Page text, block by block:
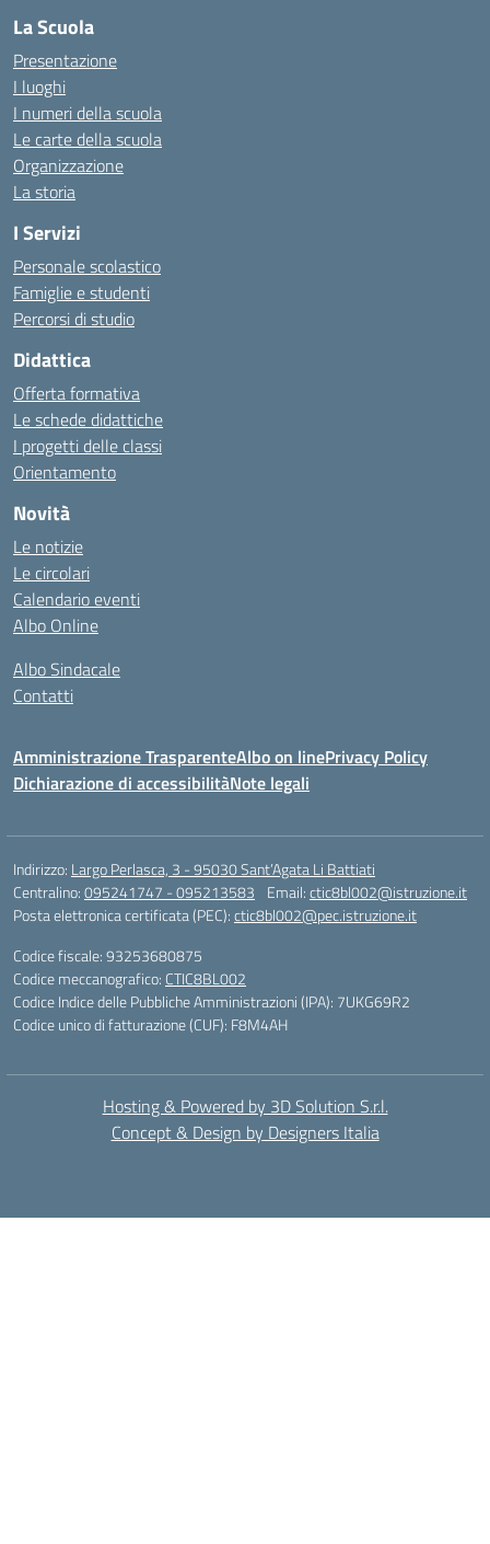
La Scuola
Presentazione
I luoghi
I numeri della scuola
Le carte della scuola
Organizzazione
La storia
I Servizi
Personale scolastico
Famiglie e studenti
Percorsi di studio
Didattica
Offerta formativa
Le schede didattiche
I progetti delle classi
Orientamento
Novità
Le notizie
Le circolari
Calendario eventi
Albo Online
Albo Sindacale
Contatti
Amministrazione TrasparenteAlbo on linePrivacy Policy
Dichiarazione di accessibilitàNote legali
Indirizzo: Largo Perlasca, 3 - 95030 Sant’Agata Li Battiati
Centralino:095241747 - 095213583 Email:ctic8bl002@istruzione.it
Posta elettronica certificata (PEC):ctic8bl002@pec.istruzione.it
Codice fiscale: 93253680875
Codice meccanografico: CTIC8BL002
Codice Indice delle Pubbliche Amministrazioni (IPA): 7UKG69R2
Codice unico di fatturazione (CUF): F8M4AH
Hosting & Powered by 3D Solution S.r.l.
Concept & Design by Designers Italia